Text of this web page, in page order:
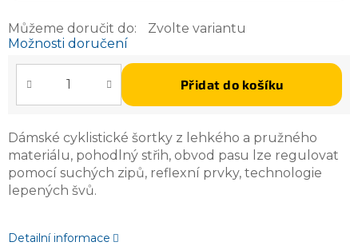
Můžeme doručit do:
Zvolte variantu
Možnosti doručení
Přidat do košíku
Dámské cyklistické šortky z lehkého a pružného
materiálu, pohodlný střih, obvod pasu lze regulovat
pomocí suchých zipů, reflexní prvky, technologie
lepených švů.
Detailní informace